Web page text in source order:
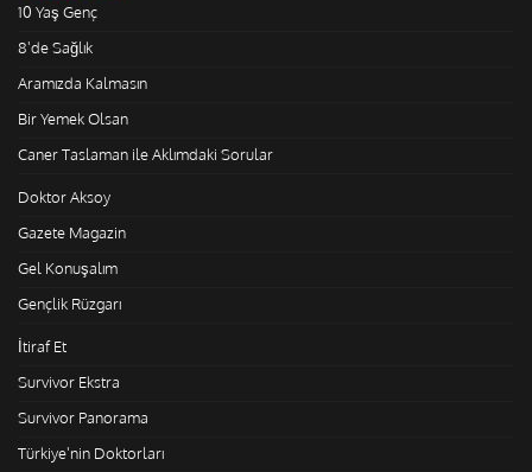
10 Yaş Genç
8'de Sağlık
Aramızda Kalmasın
Bir Yemek Olsan
Caner Taslaman ile Aklımdaki Sorular
Doktor Aksoy
Gazete Magazin
Gel Konuşalım
Gençlik Rüzgarı
İtiraf Et
Survivor Ekstra
Survivor Panorama
Türkiye'nin Doktorları